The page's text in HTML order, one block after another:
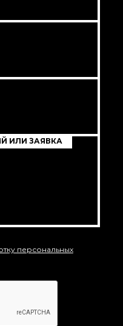
ИЛИ ЗАЯВКА
персональных